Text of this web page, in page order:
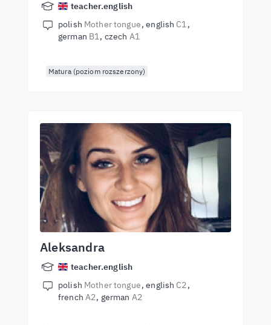
teacher.english
polish Mother tongue english C1
german B1 czech A1
Matura (poziom rozszerzony)
Aleksandra
teacher.english
polish Mother tongue english C2
french A2 german A2